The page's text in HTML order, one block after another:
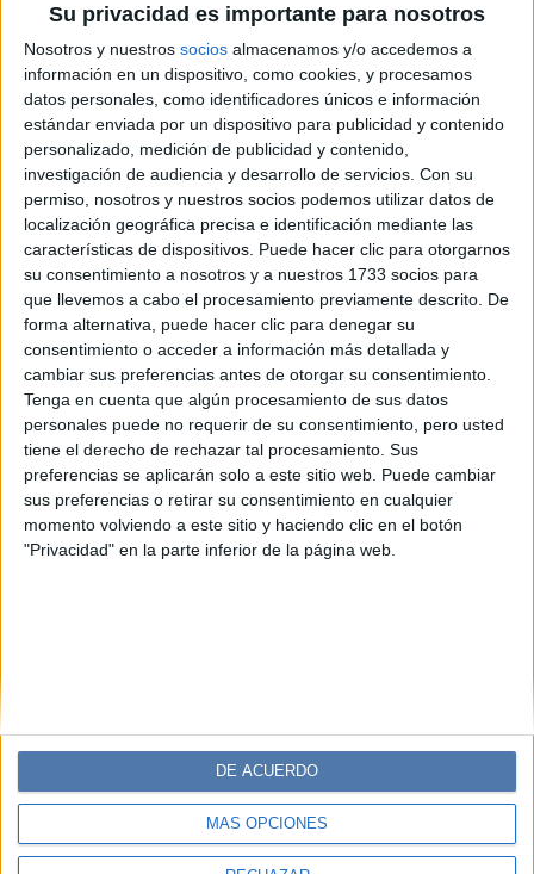
Su privacidad es importante para nosotros
Nosotros y nuestros socios almacenamos y/o accedemos a
información en un dispositivo, como cookies, y procesamos
datos personales, como identificadores únicos e información
estándar enviada por un dispositivo para publicidad y contenido
personalizado, medición de publicidad y contenido,
investigación de audiencia y desarrollo de servicios. Con su
permiso, nosotros y nuestros socios podemos utilizar datos de
localización geográfica precisa e identificación mediante las
características de dispositivos. Puede hacer clic para otorgarnos
su consentimiento a nosotros y a nuestros 1733 socios para
que llevemos a cabo el procesamiento previamente descrito. De
forma alternativa, puede hacer clic para denegar su
consentimiento o acceder a información más detallada y
cambiar sus preferencias antes de otorgar su consentimiento.
Tenga en cuenta que algún procesamiento de sus datos
personales puede no requerir de su consentimiento, pero usted
tiene el derecho de rechazar tal procesamiento. Sus
preferencias se aplicarán solo a este sitio web. Puede cambiar
sus preferencias o retirar su consentimiento en cualquier
momento volviendo a este sitio y haciendo clic en el botón
"Privacidad" en la parte inferior de la página web.
MÁS OPCIONES
DE ACUERDO
BELLEZA 14-08-2025 16:18
Tus infaltables de Maybelline para un
clean look
Rubor, máscara de pestañas, gel de cejas y delineador de
labios: los cuatro productos de la marca con fórmulas
innovadoras, tonos versátiles y acabados de alto impacto
para un look radiante en pocos pasos.